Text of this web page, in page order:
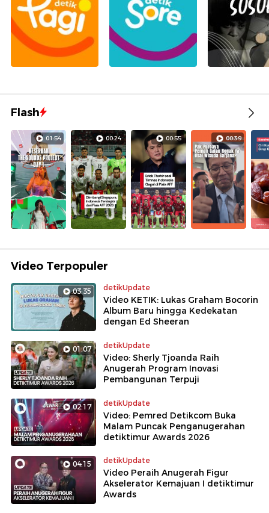
Flash
01:54 00:24 00:55 00:39
Video Terpopuler
03:35 detikUpdate
Video KETIK: Lukas Graham Bocorin
Album Baru hingga Kedekatan
dengan Ed Sheeran
01:07 detikUpdate
Video: Sherly Tjoanda Raih
Anugerah Program Inovasi
Pembangunan Terpuji
02:17 detikUpdate
Video: Pemred Detikcom Buka
Malam Puncak Penganugerahan
detiktimur Awards 2026
04:15 detikUpdate
Video Peraih Anugerah Figur
Akselerator Kemajuan I detiktimur
Awards